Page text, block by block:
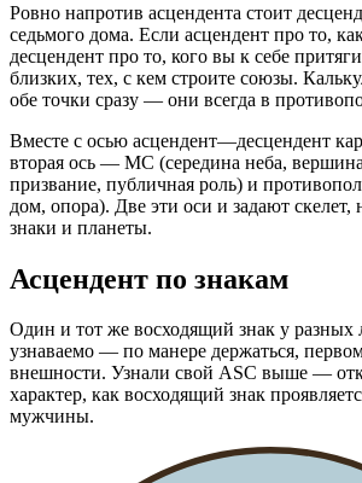
Ровно напротив асцендента стоит
седьмого дома. Если асцендент про то,
десцендент про то, кого вы к себе
близких, тех, с кем строите союзы.
обе точки сразу — они всегда в
Вместе с осью асцендент—десцендент
вторая ось — MC (середина неба,
призвание, публичная роль) и
дом, опора). Две эти оси и задают скелет,
знаки и планеты.
Асцендент по знакам
Один и тот же восходящий знак у разных
узнаваемо — по манере держаться,
внешности. Узнали свой ASC выше —
характер, как восходящий знак
мужчины.